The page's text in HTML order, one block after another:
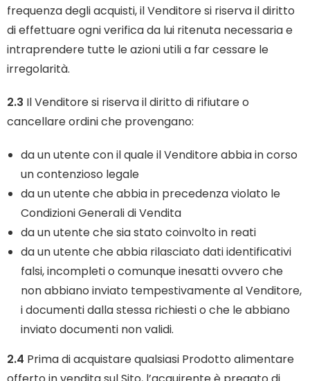
frequenza degli acquisti, il Venditore si riserva il diritto
di effettuare ogni verifica da lui ritenuta necessaria e
intraprendere tutte le azioni utili a far cessare le
irregolarità.
2.3 Il Venditore si riserva il diritto di rifiutare o
cancellare ordini che provengano:
da un utente con il quale il Venditore abbia in corso
un contenzioso legale
da un utente che abbia in precedenza violato le
Condizioni Generali di Vendita
da un utente che sia stato coinvolto in reati
da un utente che abbia rilasciato dati identificativi
falsi, incompleti o comunque inesatti ovvero che
non abbiano inviato tempestivamente al Venditore,
i documenti dalla stessa richiesti o che le abbiano
inviato documenti non validi.
2.4 Prima di acquistare qualsiasi Prodotto alimentare